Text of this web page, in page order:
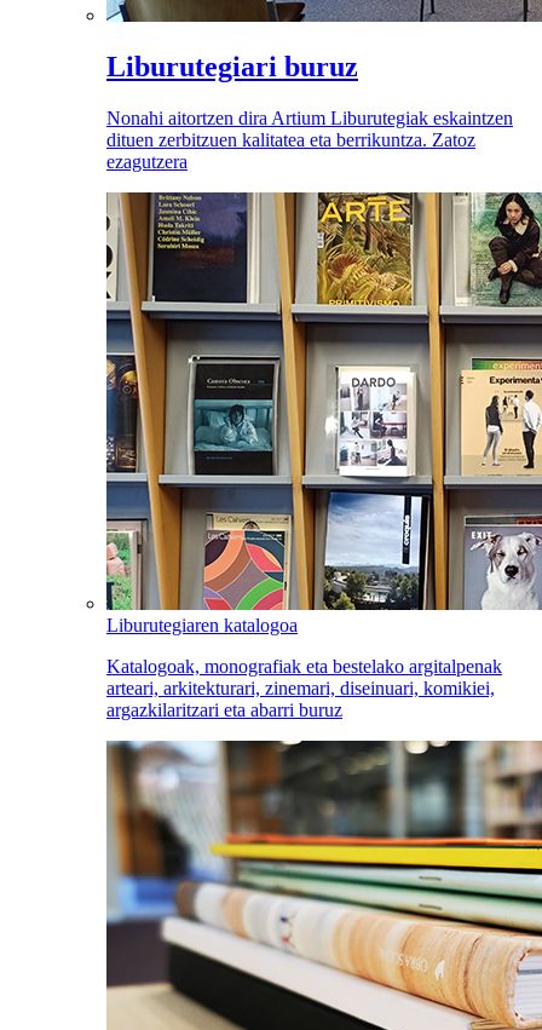
Liburutegiari buruz
Nonahi aitortzen dira Artium Liburutegiak eskaintzen
dituen zerbitzuen kalitatea eta berrikuntza. Zatoz
ezagutzera
Liburutegiaren katalogoa
Katalogoak, monografiak eta bestelako argitalpenak
arteari, arkitekturari, zinemari, diseinuari, komikiei,
argazkilaritzari eta abarri buruz